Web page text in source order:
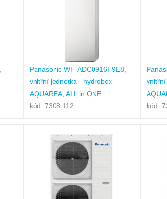
Panasonic WH-ADC0916H9E8,
vnitřní jednotka - hydrobox
AQUAREA, ALL in ONE
kód: 7308.112
vnitřní
kód: